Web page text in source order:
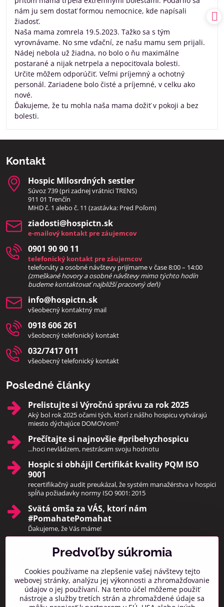
nám ju sem dostať formou nemocnice, kde napísali
žiadosť.
Naša mama zomrela 19.5.2023. Tažko sa s tým
vyrovnávame. No sme vďační, ze našu mamu sem prijali.
Nádej nebola už žiadna, no bolo o ňu maximálne
postarané a nijak netrpela a nepociťovala bolesti.
Určite môžem odporúčiť. Veľmi príjemný a ochotný
personál. Zariadene bolo čisté a príjemné, v celku ako
nové.
Ďakujeme, že tu mohla naša mama dožiť v pokoji a bez
bolesti.
Kontakt
Hospic Milosrdných sestier
Súvoz 739 (pri zadnej vrátnici TRENS)
911 01 Trenčín
MHD č. 1 alebo č. 11 (zastávka: Pred Poľom)
ziadosti​@hospictn​.sk
e-mailový kontakt pre záujemcov
0901 90 90 11
telefonický kontakt pre záujemcov
telefonáty a osobné návštevy prijímame v čase 8:00 – 14:00
(zmeškané hovory a osobné návštevy mimo týchto hodín
budeme kontaktovať najbližší pracovný deň)
info​@hospictn​.sk
všeobecný kontaktný mail
0918 606 261
všeobecný telefonický kontakt
032/7417 011
všeobecný telefonický kontakt
Posledné články
Prelistujte si Výročnú správu za rok 2025
Aký bol rok 2025 očami tých, ktorí z nášho hospicu vytvárajú
miesto dýchajúce DOMOVom?
Prečítajte si najnovšie #pribehyzhospicu
...hoci nevládzem, nestrácam svoju hodnotu
Hospic si obhájil Certifikát kvality PQM ISO
9001
recertifikačný audit preukázal, že systém manažérstva v hospici
spĺňa požiadavky normy ISO 9001: 2015
Svätá omša za VÁS, ktorí nám
#PomahatePomahat
Ďakujeme, že Vás máme!
Pridajte sa k nám
Facebook Instagram
Prihlásiť na odber noviniek
Predvoľby súkromia
Cookies používame na zlepšenie vašej návštevy tejto
webovej stránky, analýzu jej výkonnosti a zhromažďovanie
údajov o jej používaní. Na tento účel môžeme použiť
nástroje a služby tretích strán a zhromaždené údaje sa